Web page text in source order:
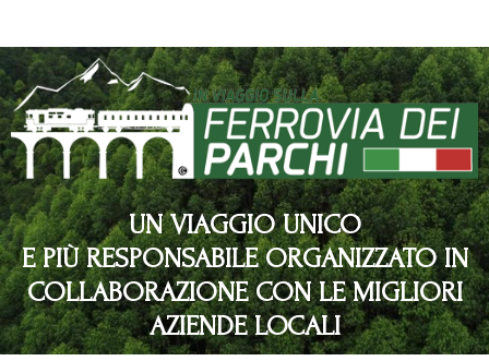
UN VIAGGIO UNICO
E PIÙ RESPONSABILE ORGANIZZATO IN
COLLABORAZIONE CON LE MIGLIORI
AZIENDE LOCALI